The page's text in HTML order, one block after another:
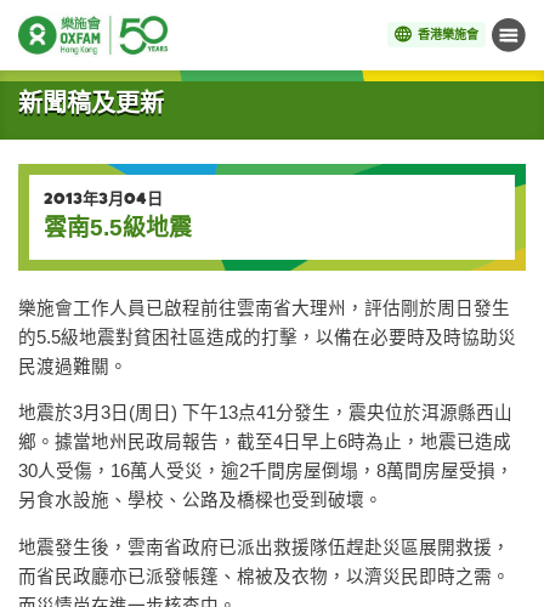
香港樂施會 目錄
開始主要內容
新聞稿及更新
2013年3月04日
雲南5.5級地震
樂施會工作人員已啟程前往雲南省大理州，評估剛於周日發生
的5.5級地震對貧困社區造成的打擊，以備在必要時及時協助災
民渡過難關。
地震於3月3日(周日) 下午13点41分發生，震央位於洱源縣西山
鄉。據當地州民政局報告，截至4日早上6時為止，地震已造成
30人受傷，16萬人受災，逾2千間房屋倒塌，8萬間房屋受損，
另食水設施、學校、公路及橋樑也受到破壞。
地震發生後，雲南省政府已派出救援隊伍趕赴災區展開救援，
而省民政廳亦已派發帳篷、棉被及衣物，以濟災民即時之需。